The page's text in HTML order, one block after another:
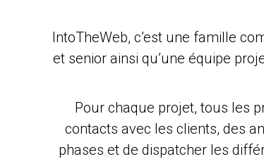
IntoTheWeb, c’est une famille
et senior ainsi qu’une équipe
Pour chaque projet, tous les
contacts avec les clients, des
phases et de dispatcher les